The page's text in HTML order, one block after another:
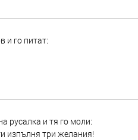
и го питат:
русалка и тя го моли:
изпълня три желания!